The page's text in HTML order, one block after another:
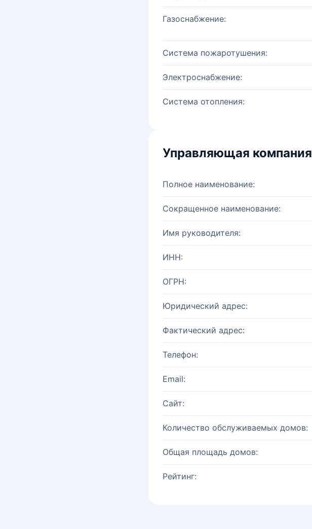
Газоснабжение:
Система пожаротушения:
Электроснабжение:
Система отопления:
Управляющая компания
Полное наименование:
Сокращенное наименование:
Имя руководителя:
ИНН:
ОГРН:
Юридический адрес:
Фактический адрес:
Телефон:
Email:
Сайт:
Количество обслуживаемых домов:
Общая площадь домов:
Рейтинг: